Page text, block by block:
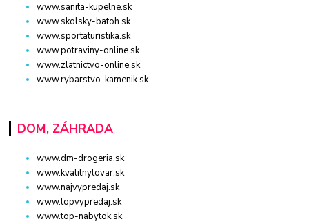
www.sanita-kupelne.sk
www.skolsky-batoh.sk
www.sportaturistika.sk
www.potraviny-online.sk
www.zlatnictvo-online.sk
www.rybarstvo-kamenik.sk
DOM, ZÁHRADA
www.dm-drogeria.sk
www.kvalitnytovar.sk
www.najvypredaj.sk
www.topvypredaj.sk
www.top-nabytok.sk